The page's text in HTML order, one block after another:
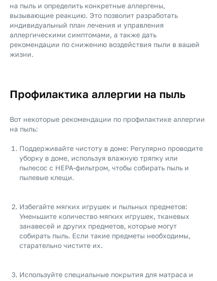
на пыль и определить конкретные аллергены,
вызывающие реакцию. Это позволит разработать
индивидуальный план лечения и управления
аллергическими симптомами, а также дать
рекомендации по снижению воздействия пыли в вашей
жизни.
Профилактика аллергии на пыль
Вот некоторые рекомендации по профилактике аллергии
на пыль:
Поддерживайте чистоту в доме: Регулярно проводите
уборку в доме, используя влажную тряпку или
пылесос с HEPA-фильтром, чтобы собирать пыль и
пылевые клещи.
Избегайте мягких игрушек и пыльных предметов:
Уменьшите количество мягких игрушек, тканевых
занавесей и других предметов, которые могут
собирать пыль. Если такие предметы необходимы,
старательно чистите их.
Используйте специальные покрытия для матраса и